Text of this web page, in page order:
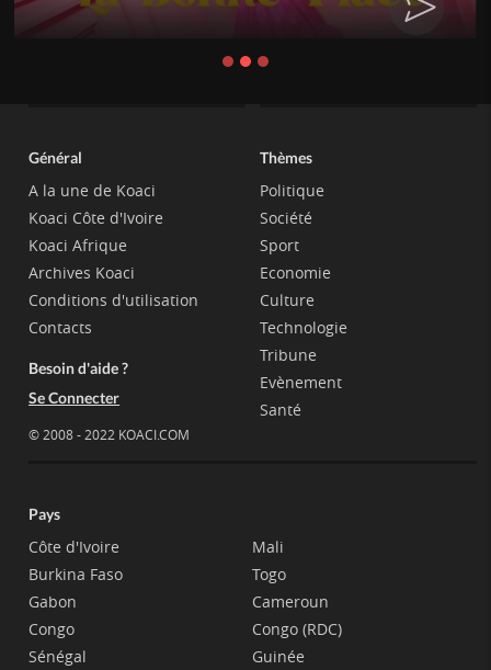
Général
A la une de Koaci
Koaci Côte d'Ivoire
Koaci Afrique
Archives Koaci
Conditions d'utilisation
Contacts
Besoin d'aide ?
Se Connecter
© 2008 - 2022 KOACI.COM
Thèmes
Politique
Société
Sport
Economie
Culture
Technologie
Tribune
Evènement
Santé
Pays
Côte d'Ivoire
Burkina Faso
Gabon
Congo
Sénégal
Mali
Togo
Cameroun
Congo (RDC)
Guinée